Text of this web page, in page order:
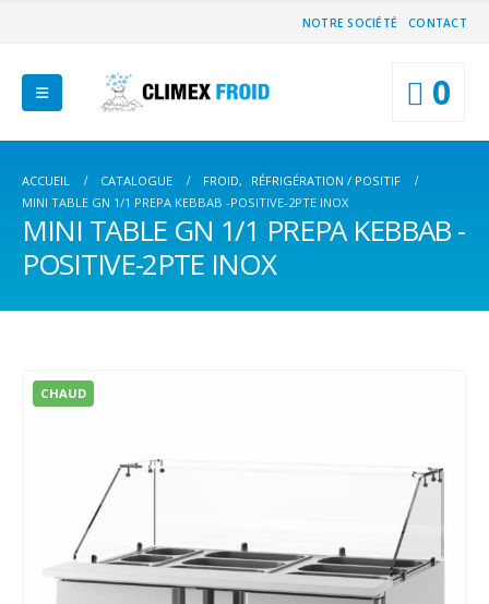
NOTRE SOCIÉTÉ CONTACT
0
ACCUEIL CATALOGUE FROID,
RÉFRIGÉRATION / POSITIF
MINI TABLE GN 1/1 PREPA KEBBAB -POSITIVE-2PTE INOX
MINI TABLE GN 1/1 PREPA KEBBAB -
POSITIVE-2PTE INOX
CHAUD